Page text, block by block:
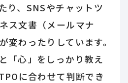
り、SNSやチャットツ
ス文書（メールマナ
変わったりしています。
「心」をしっかり教え
に合わせて判断でき